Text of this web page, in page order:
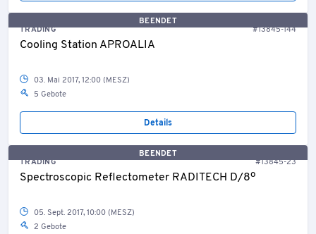
BEENDET
TRADING
#13845-144
Cooling Station APROALIA
03. Mai 2017, 12:00 (MESZ)
5 Gebote
Details
BEENDET
TRADING
#13845-23
Spectroscopic Reflectometer RADITECH D/8º
05. Sept. 2017, 10:00 (MESZ)
2 Gebote